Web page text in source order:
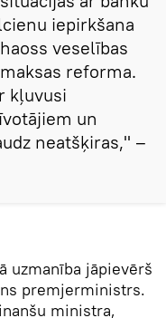
iepirkšana
veselības
reforma.
kļuvusi
un
neatšķiras," –
uzmanība jāpievērš
premjerministrs.
ministra,